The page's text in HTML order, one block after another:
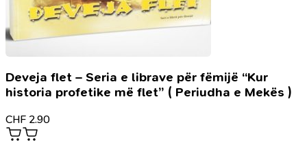
Deveja flet – Seria e librave për fëmijë “Kur
historia profetike më flet” ( Periudha e Mekës )
CHF 2.90